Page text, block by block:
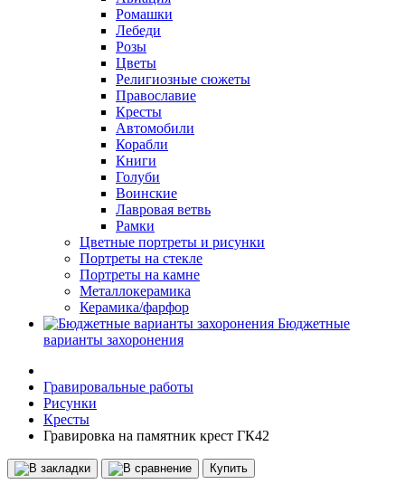
Ромашки
Лебеди
Розы
Цветы
Религиозные сюжеты
Православие
Кресты
Автомобили
Корабли
Книги
Голуби
Воинские
Лавровая ветвь
Рамки
Цветные портреты и рисунки
Портреты на стекле
Портреты на камне
Металлокерамика
Керамика/фарфор
Бюджетные
варианты захоронения
Гравировальные работы
Рисунки
Кресты
Гравировка на памятник крест ГК42
Купить